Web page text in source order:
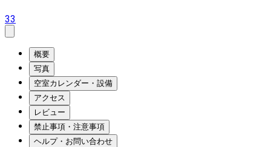
33
概要
写真
空室カレンダー・設備
アクセス
レビュー
禁止事項・注意事項
ヘルプ・お問い合わせ